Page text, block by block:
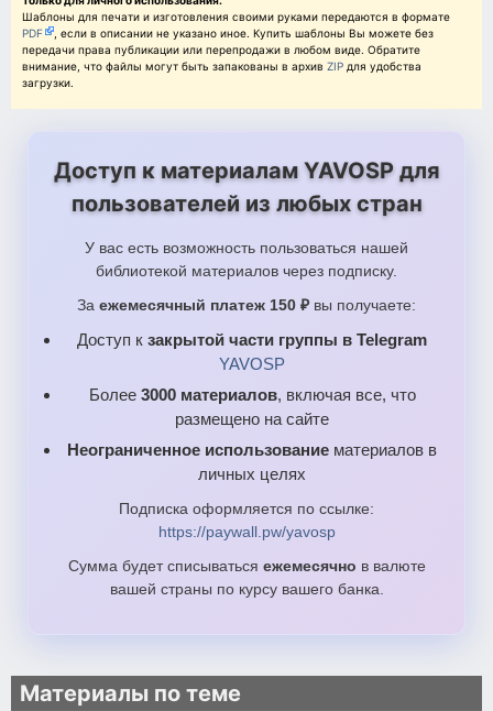
Шаблоны для печати и изготовления своими руками передаются в формате
PDF
, если в описании не указано иное. Купить шаблоны Вы можете без
передачи права публикации или перепродажи в любом виде. Обратите
внимание, что файлы могут быть запакованы в архив ZIP для удобства
загрузки.
Доступ к материалам YAVOSP для
пользователей из любых стран
У вас есть возможность пользоваться нашей
библиотекой материалов через подписку.
За ежемесячный платеж 150 ₽ вы получаете:
Доступ к закрытой части группы в Telegram
YAVOSP
Более 3000 материалов, включая все, что
размещено на сайте
Неограниченное использование материалов в
личных целях
Подписка оформляется по ссылке:
https://paywall.pw/yavosp
Сумма будет списываться ежемесячно в валюте
вашей страны по курсу вашего банка.
Материалы по теме